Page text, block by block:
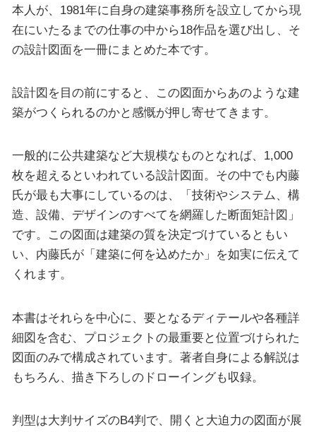
本人が、1981年に自身の建築事務所を設立してから現
在にいたるまでの仕事の中から18作品を選び出し、そ
の設計図面を一冊にまとめた本です。
設計図を目の前にすると、この図面からあのような建
築がつくられるのかと感慨が押し寄せてきます。
一般的に公共建築など大規模なものとなれば、1,000
枚を超えるといわれている設計図面。その中でも内藤
氏が最も大事にしているのは、「技術やシステム、構
造、設備、デザインのすべてを網羅した断面矩計図」
です。この図面は建築の質を決定づけているともい
い、内藤氏が「建築に何を込めたか」を如実に伝えて
くれます。
本書はそれらを中心に、要となるディテールや各種詳
細図を含む、プロジェクトの最重要と位置づけられた
図面のみで構成されています。著者自身による解説は
もちろん、描き下ろしのドローイングも収録。
判型は大判サイズのB4判で、開くと大迫力の図面が展